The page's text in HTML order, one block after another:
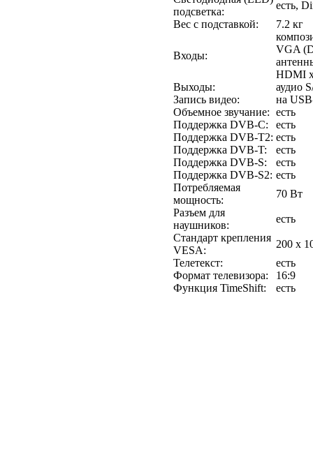
подсветка:
есть,
Вес с подставкой:
7.2 кг
Входы:
VGA
HDMI
Выходы:
аудио
Запись видео:
на
Объемное звучание: есть
Поддержка DVB-C:
есть
Поддержка DVB-T2: есть
Поддержка DVB-T:
есть
Поддержка DVB-S:
есть
Поддержка DVB-S2: есть
Потребляемая
мощность:
70 Вт
Разъем для
наушников:
есть
Стандарт крепления
VESA:
200 x
Телетекст:
есть
Формат телевизора:
16:9
Функция TimeShift:
есть